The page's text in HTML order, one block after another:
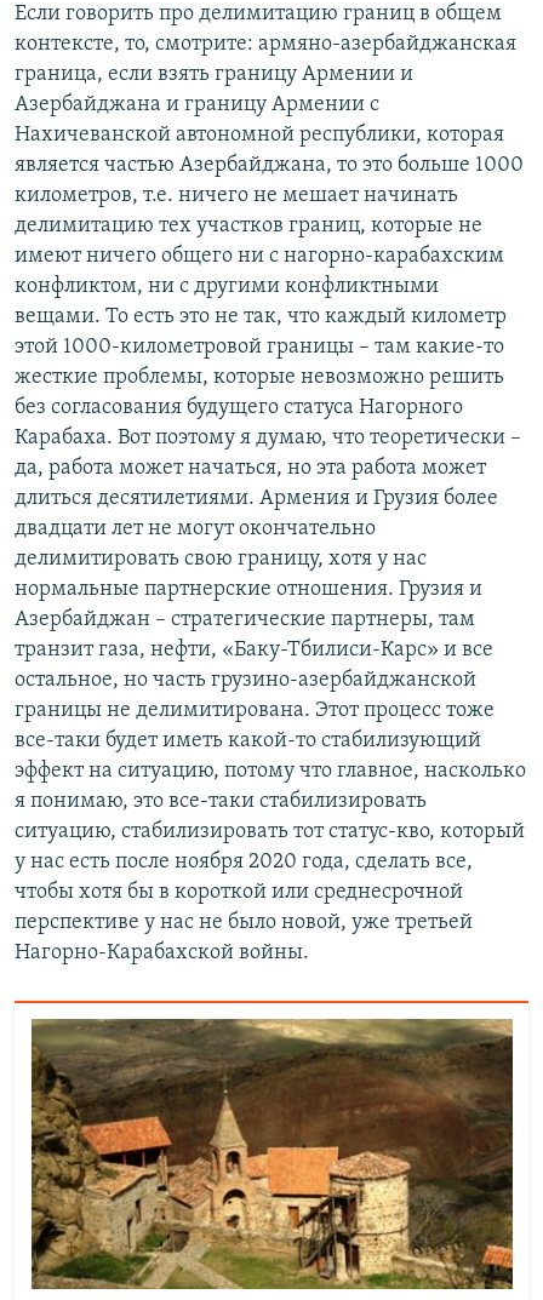
Если говорить про делимитацию границ в общем
контексте, то, смотрите: армяно-азербайджанская
граница, если взять границу Армении и
Азербайджана и границу Армении с
Нахичеванской автономной республики, которая
является частью Азербайджана, то это больше 1000
километров, т.е. ничего не мешает начинать
делимитацию тех участков границ, которые не
имеют ничего общего ни с нагорно-карабахским
конфликтом, ни с другими конфликтными
вещами. То есть это не так, что каждый километр
этой 1000-километровой границы – там какие-то
жесткие проблемы, которые невозможно решить
без согласования будущего статуса Нагорного
Карабаха. Вот поэтому я думаю, что теоретически –
да, работа может начаться, но эта работа может
длиться десятилетиями. Армения и Грузия более
двадцати лет не могут окончательно
делимитировать свою границу, хотя у нас
нормальные партнерские отношения. Грузия и
Азербайджан – стратегические партнеры, там
транзит газа, нефти, «Баку-Тбилиси-Карс» и все
остальное, но часть грузино-азербайджанской
границы не делимитирована. Этот процесс тоже
все-таки будет иметь какой-то стабилизующий
эффект на ситуацию, потому что главное, насколько
я понимаю, это все-таки стабилизировать
ситуацию, стабилизировать тот статус-кво, который
у нас есть после ноября 2020 года, сделать все,
чтобы хотя бы в короткой или среднесрочной
перспективе у нас не было новой, уже третьей
Нагорно-Карабахской войны.